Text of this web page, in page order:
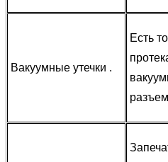
Вакуумные утечки .
Есть